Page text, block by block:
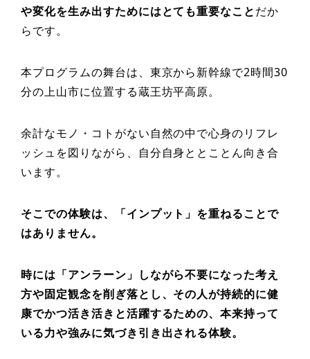
や変化を生み出すためにはとても重要なことだか
らです。
本プログラムの舞台は、東京から新幹線で2時間30
分の上山市に位置する蔵王坊平高原。
余計なモノ・コトがない自然の中で心身のリフレ
ッシュを図りながら、自分自身ととことん向き合
います。
そこでの体験は、「インプット」を重ねることで
はありません。
時には「アンラーン」しながら不要になった考え
方や固定観念を削ぎ落とし、その人が持続的に健
康でかつ活き活きと活躍するための、本来持って
いる力や強みに気づき引き出される体験。